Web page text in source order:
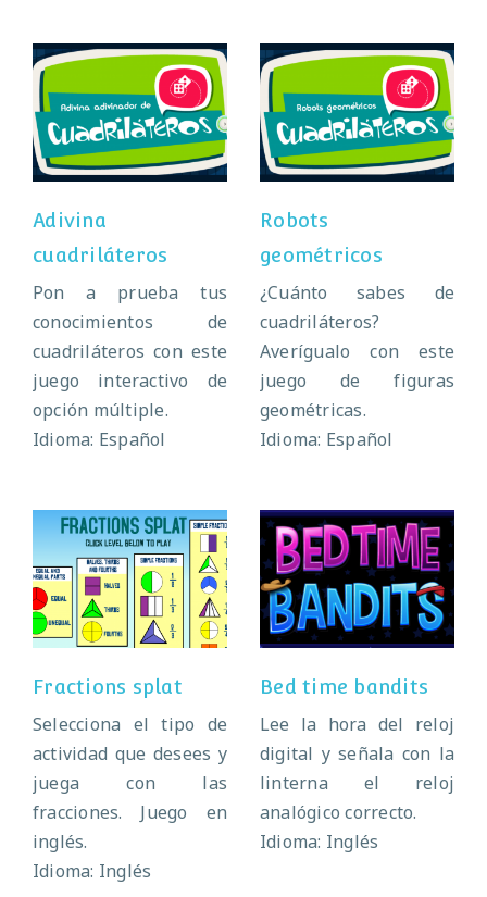
Adivina
cuadriláteros
Adivina
cuadriláteros
Pon a prueba tus
conocimientos de
cuadriláteros con este
juego interactivo de
opción múltiple.
Idioma: Español
Robots
geométricos
Robots
geométricos
¿Cuánto sabes de
cuadriláteros?
Averígualo con este
juego de figuras
geométricas.
Idioma: Español
Fractions splat
Fractions splat
Selecciona el tipo de
actividad que desees y
juega con las
fracciones. Juego en
inglés.
Idioma: Inglés
Bed time bandits
Bed time bandits
Lee la hora del reloj
digital y señala con la
linterna el reloj
analógico correcto.
Idioma: Inglés